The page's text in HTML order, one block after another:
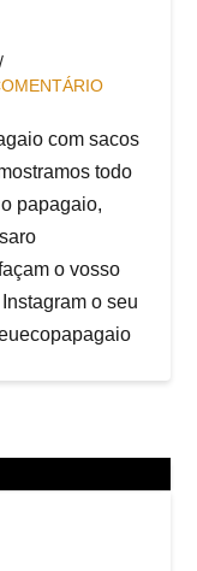
com sacos
todo
papagaio,
o vosso
o seu